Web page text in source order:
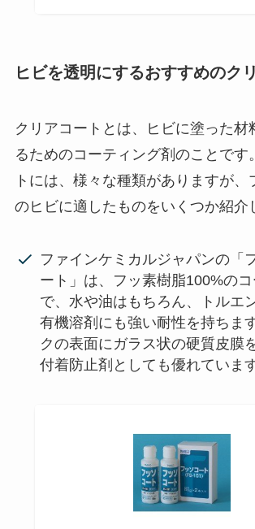
ヒビを透明にするおすすめのク
クリアコートとは、ヒビに塗った材
るためのコーティング剤のことです
トには、様々な種類がありますが、
のヒビに適したものをいくつか紹介
ファインケミカルジャパンの「
ート」は、フッ素樹脂100%の
で、水や油はもちろん、トルエ
有機溶剤にも強い耐性を持ちま
クの表面にガラス状の硬質皮膜
付着防止剤としても優れています